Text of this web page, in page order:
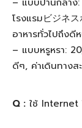
โรงแรมビジネ
อาหารทั่วไปถึงดี
– แบบหรูหรา:
ดีๆ, ค่าเดินทางส
Q : ใช้ Internet